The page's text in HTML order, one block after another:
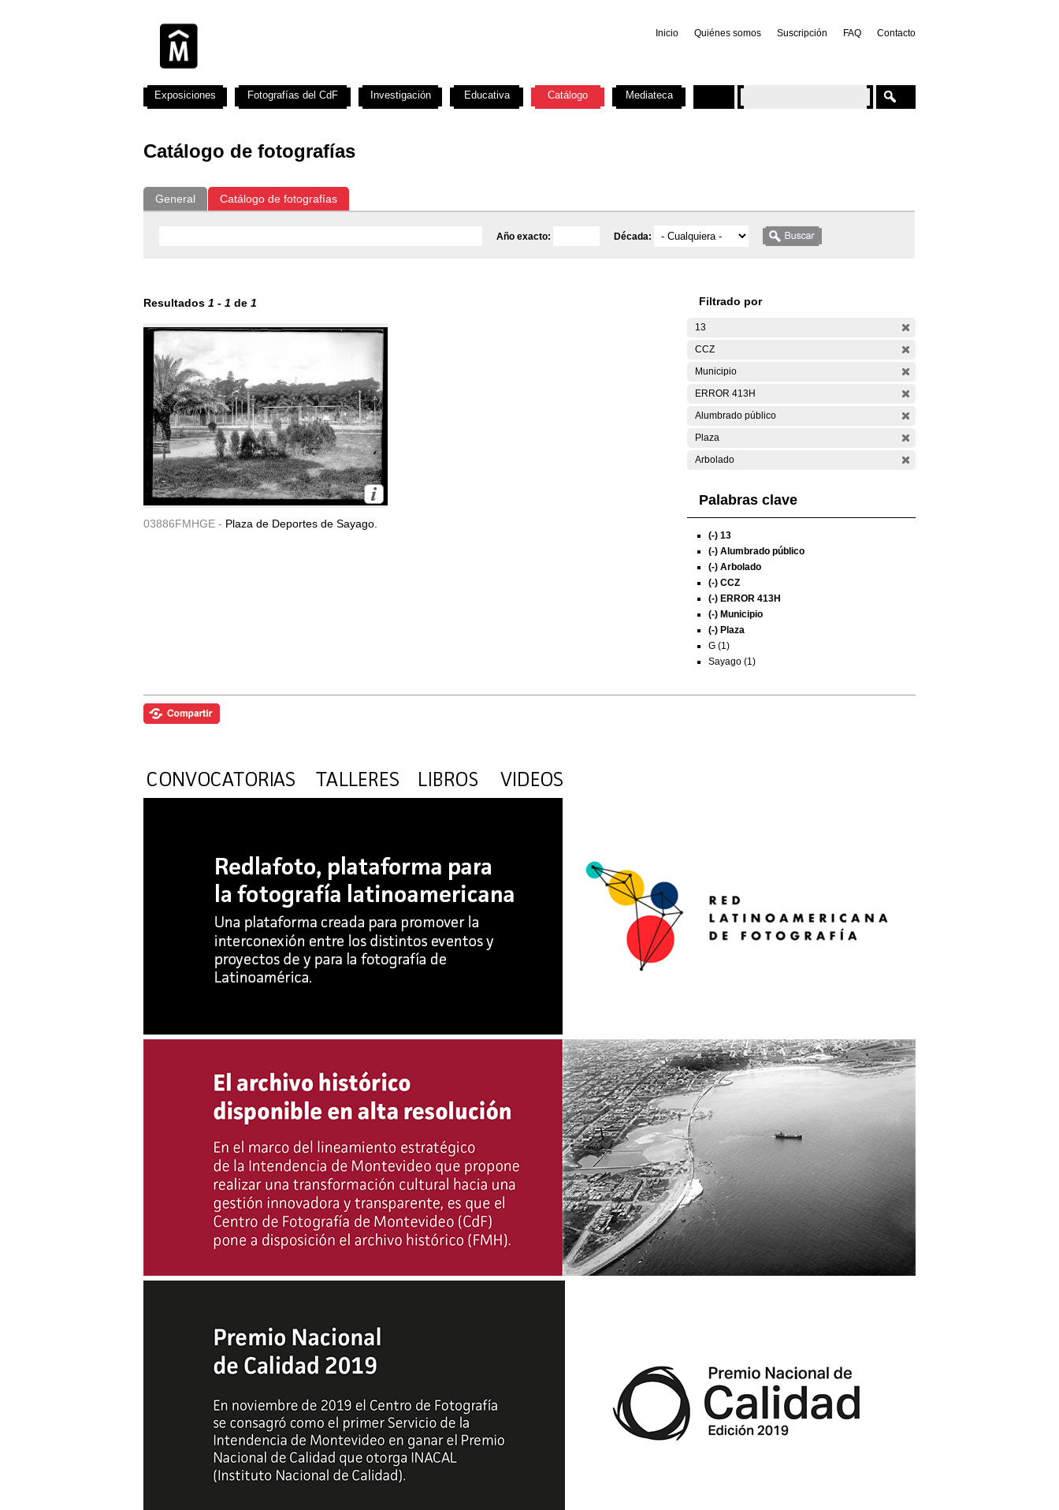
Inicio Quiénes somos Suscripción FAQ Contacto
Catálogo de fotografías
General Catálogo de fotografías
Año exacto: Década:
Resultados 1 - 1 de 1
03886FMHGE - Plaza de Deportes de Sayago.
Filtrado por
13
CCZ
Municipio
ERROR 413H
Alumbrado público
Plaza
Arbolado
Palabras clave
(-) 13
(-) Alumbrado público
(-) Arbolado
(-) CCZ
(-) ERROR 413H
(-) Municipio
(-) Plaza
G (1)
Sayago (1)
Exposiciones Fotografías del CdF Investigación Educativa Catálogo Mediateca